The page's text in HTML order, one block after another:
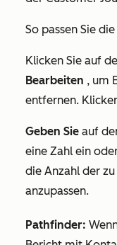
So passen Sie
Klicken Sie auf
Bearbeiten , um
entfernen.
Geben Sie auf
eine Zahl ein
die Anzahl der
anzupassen.
Pathfinder: